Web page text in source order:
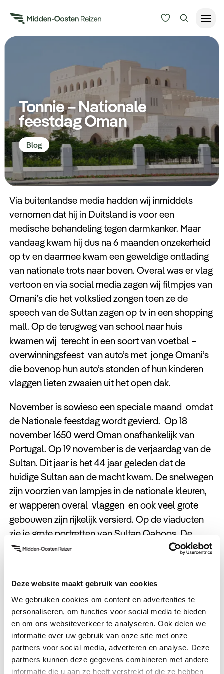
Deze website maakt gebruik van cookies
We gebruiken cookies om content en advertenties te
personaliseren, om functies voor social media te bieden
en om ons websiteverkeer te analyseren. Ook delen we
informatie over uw gebruik van onze site met onze
partners voor social media, adverteren en analyse. Deze
partners kunnen deze gegevens combineren met andere
informatie die u aan ze heeft verstrekt of die ze hebben
Alle bestemmingen
Type Reizen
Inspiratie
Meer
Zoeken
Tonnie – Nationale
feestdag Oman
Blog
Via buitenlandse media hadden wij inmiddels
vernomen dat hij in Duitsland is voor een
medische behandeling tegen darmkanker. Maar
vandaag kwam hij dus na 6 maanden onzekerheid
op tv en daarmee kwam een geweldige ontlading
van nationale trots naar boven. Overal was er vlag
vertoon en via social media zagen wij filmpjes van
Omani’s die het volkslied zongen toen ze de
speech van de Sultan zagen op tv in een shopping
mall. Op de terugweg van school naar huis
kwamen wij terecht in een soort van voetbal –
overwinningsfeest van auto’s met jonge Omani’s
die bovenop hun auto’s stonden of hun kinderen
vlaggen lieten zwaaien uit het open dak.
November is sowieso een speciale maand omdat
de Nationale feestdag wordt gevierd. Op 18
november 1650 werd Oman onafhankelijk van
Portugal. Op 19 november is de verjaardag van de
Sultan. Dit jaar is het 44 jaar geleden dat de
huidige Sultan aan de macht kwam. De snelwegen
zijn voorzien van lampjes in de nationale kleuren,
er wapperen overal vlaggen en ook veel grote
gebouwen zijn rijkelijk versierd. Op de viaducten
zie je grote portretten van Sultan Qaboos. De
formele viering is elk jaar in een andere gedeelte
van Oman. De dag wordt meestal afgesloten met
maar hij wenste zijn onderdanen al een leuk feest
toe.
Verrassend genoeg is de nationale feestdag geen
vrije dag. De Sultan wil dat iedereen in het land is
om dit mee te vieren. Ter compensatie is er eind
november meestal een lang weekend vrij. Voor